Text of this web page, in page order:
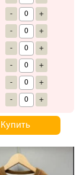
- +
- +
- +
- +
- +
- +
Купить